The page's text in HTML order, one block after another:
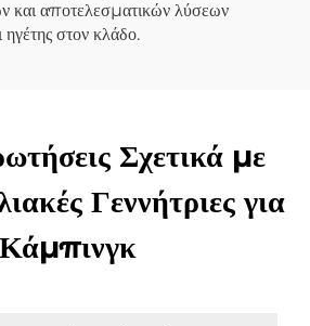
και αποτελεσματικών λύσεων
ηγέτης στον κλάδο.
Σχετικά με
Γεννήτριες για
Κάμπινγκ